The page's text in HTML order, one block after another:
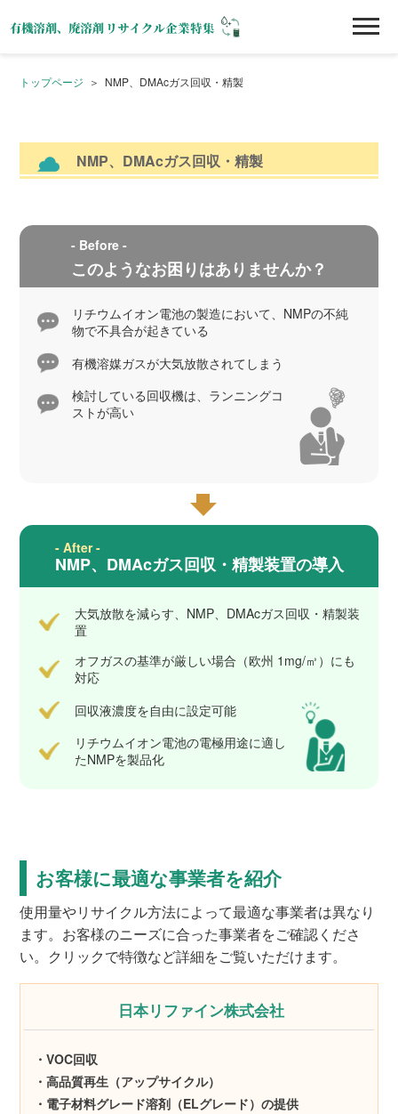
トップページ NMP、DMAcガス回収・精製
NMP、DMAcガス回収・精製
- Before -
このようなお困りはありませんか？
リチウムイオン電池の製造において、NMPの不純
物で不具合が起きている
有機溶媒ガスが大気放散されてしまう
検討している回収機は、ランニングコ
ストが高い
- After -
NMP、DMAcガス回収・精製装置の導入
大気放散を減らす、NMP、DMAcガス回収・精製装
置
オフガスの基準が厳しい場合（欧州 1mg/㎥）にも
対応
回収液濃度を自由に設定可能
リチウムイオン電池の電極用途に適し
たNMPを製品化
お客様に最適な事業者を紹介
使用量やリサイクル方法によって最適な事業者は異なり
ます。お客様のニーズに合った事業者をご確認くださ
い。クリックで特徴など詳細をご覧いただけます。
日本リファイン株式会社
・VOC回収
・高品質再生（アップサイクル）
・電子材料グレード溶剤（ELグレード）の提供